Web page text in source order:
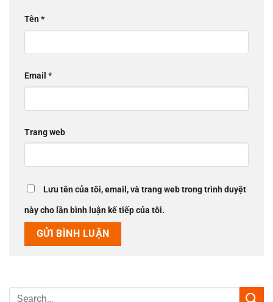
Tên*
Email *
Trang web
Lưu tên của tôi, email, và trang web trong trình duyệt
này cho lần bình luận kế tiếp của tôi.